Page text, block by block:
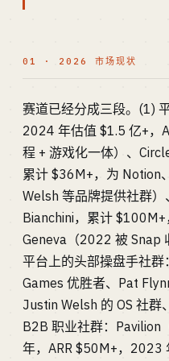
01 · 2026 市场现状
赛道已经分成三段。(1)
2024 年估值 $1.5 亿+，
程 + 游戏化一体）、
累计 $36M+，为 Notion
Welsh 等品牌提供社群
Bianchini，累计 $100M+
Geneva（2022 被 Snap
平台上的头部操盘手社
Games 优胜者、Pat
Justin Welsh 的 OS 社群
B2B 职业社群：Pavilion
年，ARR $50M+，2023